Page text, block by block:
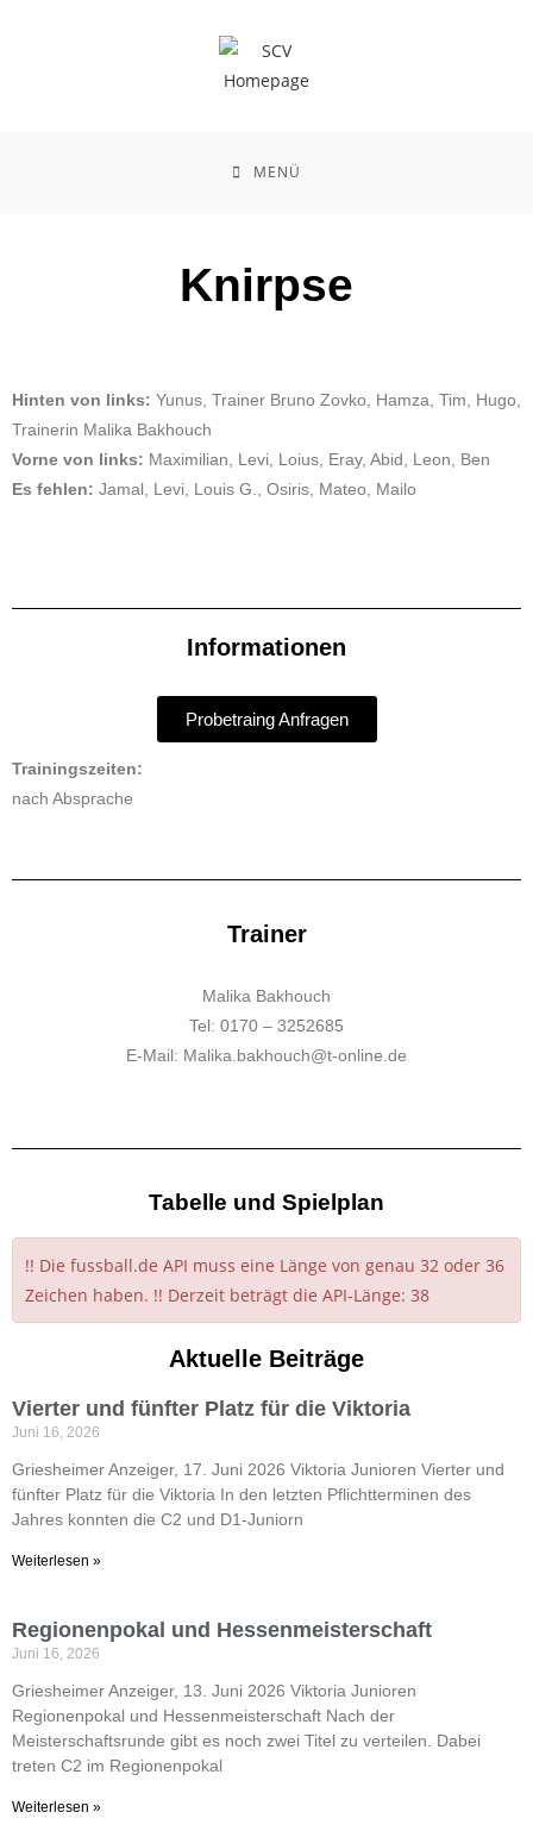
MENÜ
Knirpse
Hinten von links: Yunus, Trainer Bruno Zovko, Hamza, Tim, Hugo,
Trainerin Malika Bakhouch
Vorne von links: Maximilian, Levi, Loius, Eray, Abid, Leon, Ben
Es fehlen: Jamal, Levi, Louis G., Osiris, Mateo, Mailo
Informationen
Probetraing Anfragen
Trainingszeiten:
nach Absprache
Trainer
Malika Bakhouch
Tel: 0170 – 3252685
E-Mail: Malika.bakhouch@t-online.de
Tabelle und Spielplan
!! Die fussball.de API muss eine Länge von genau 32 oder 36
Zeichen haben. !! Derzeit beträgt die API-Länge: 38
Aktuelle Beiträge
Vierter und fünfter Platz für die Viktoria
Juni 16, 2026
Griesheimer Anzeiger, 17. Juni 2026 Viktoria Junioren Vierter und
fünfter Platz für die Viktoria In den letzten Pflichtterminen des
Jahres konnten die C2 und D1-Juniorn
Weiterlesen »
Regionenpokal und Hessenmeisterschaft
Juni 16, 2026
Griesheimer Anzeiger, 13. Juni 2026 Viktoria Junioren
Regionenpokal und Hessenmeisterschaft Nach der
Meisterschaftsrunde gibt es noch zwei Titel zu verteilen. Dabei
treten C2 im Regionenpokal
Weiterlesen »